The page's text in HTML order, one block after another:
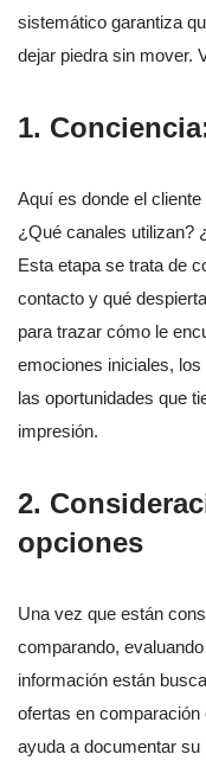
sistemático garantiza
dejar piedra sin mover.
1.
Aquí es donde el
¿Qué canales utilizan?
Esta etapa se trata de
contacto y qué
para trazar cómo le
emociones iniciales,
las oportunidades que
impresión.
2.
opciones
Una vez que están
comparando,
información están
ofertas en
ayuda a documentar